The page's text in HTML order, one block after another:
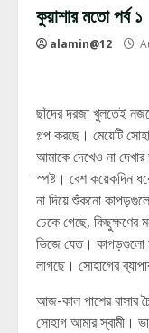
কুয়াশার মতো পর্ব ১
alamin@12
ছাঁদের দরজা খুলতেই
গল্প করছে। মেয়েটি
আমাকে দেখেও না
স্পষ্ট। বেশ কয়েকদিন
না দিয়ে শুঁকনো
ঢেকে গেছে, কিছুক্ষণের
ভিজে যেত। কাপড়গুলো
লাগছে। সোহাগের
আজ-কাল পাশের বাসার
সোহাগ আমার স্বামী।